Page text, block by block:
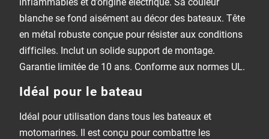
blanche se fond aisément au décor des bateaux. Tête
en métal robuste conçue pour résister aux conditions
difficiles. Inclut un solide support de montage.
Garantie limitée de 10 ans. Conforme aux normes UL.
Idéal pour le bateau
Idéal pour utilisation dans tous les bateaux et
motomarines. Il est conçu pour combattre les